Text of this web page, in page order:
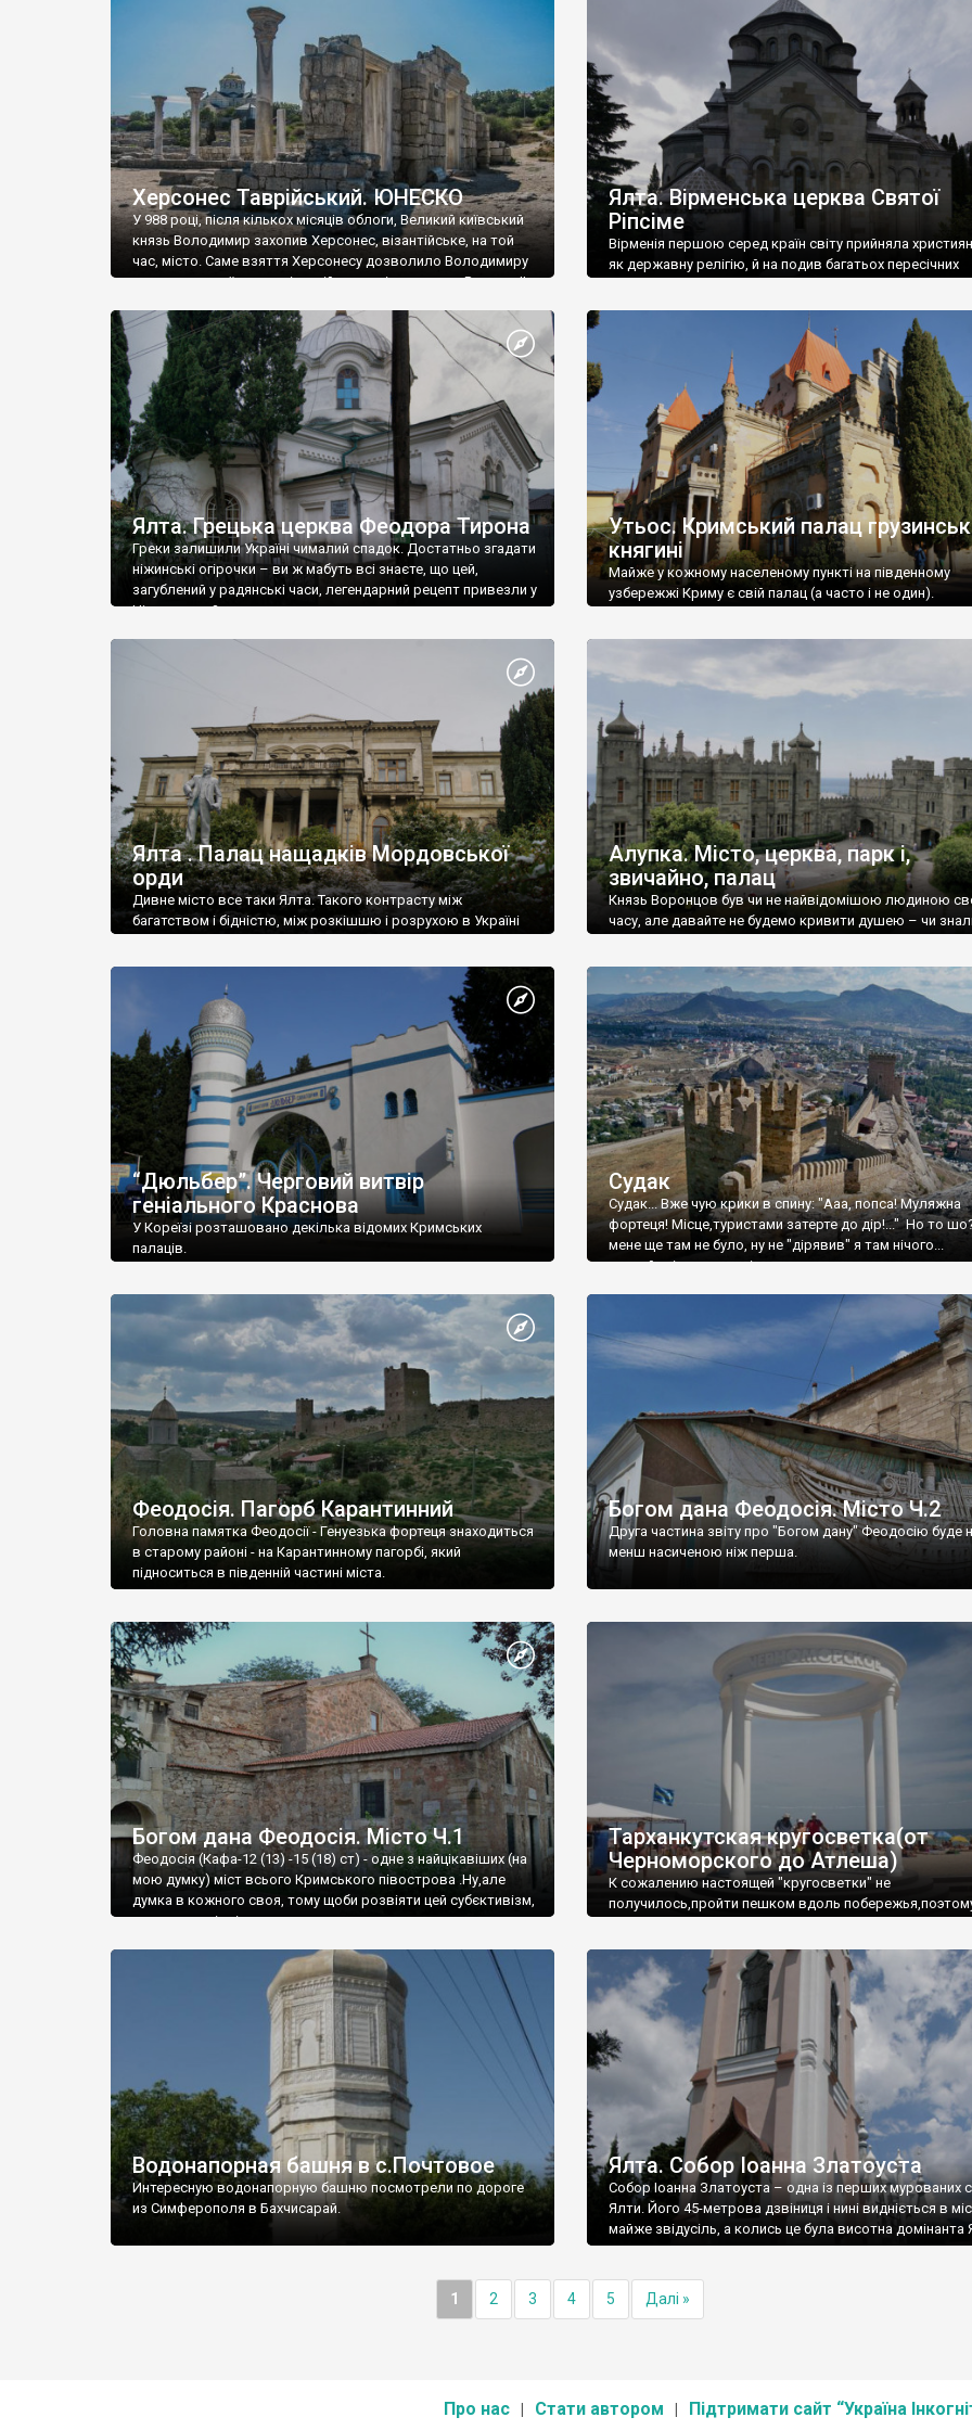
візантійської доби. Раритети викрадені з фондів об’єкту
культурної спадщини ЮНЕСКО «Херсонеса Таврійського».
Офіційно – на виставку «Золото Візантії», але експерти та
влада в Україні вважають це лише […]
називаються «повстяками» (postaki)…” “Вино. Крим
виробляє відмінне вино і його вдосталь: воно все
легке біле і дуже […]
Херсонес Таврійський. ЮНЕСКО
У 988 році, після кількох місяців облоги, Великий київський
князь Володимир захопив Херсонес, візантійське, на той
час, місто. Саме взяття Херсонесу дозволило Володимиру
диктувати свої умови візантійському імператору Василю ІІ,
Херсонесі Володимир-язичник, став Василем-
християнином. А потім було Хрещення Русі. На честь
Херсонесу Таврійського названо місто […]
Ялта. Вірменська церква Святої
Ріпсіме
Вірменія першою серед країн світу прийняла
як державну релігію, й на подив багатьох пересічних
Ялта. Грецька церква Феодора Тирона
Греки залишили Україні чималий спадок. Достатньо згадати
ніжинські огірочки – ви ж мабуть всі знаєте, що цей,
загублений у радянські часи, легендарний рецепт привезли у
Ніжин греки?
Утьос. Кримський палац
княгині
Майже у кожному населеному пункті на південному
узбережжі Криму є свій палац (а часто і не один).
Ялта . Палац нащадків Мордовської
орди
Дивне місто все таки Ялта. Такого контрасту між
багатством і бідністю, між розкішшю і розрухою в Україні
Алупка. Місто, церква, парк і,
звичайно, палац
Князь Воронцов був чи не найвідомішою людиною
часу, але давайте не будемо кривити душею – чи
“Дюльбер”. Черговий витвір
геніального Краснова
У Кореїзі розташовано декілька відомих Кримських
палаців.
Судак
Судак... Вже чую крики в спину: "Ааа, попса! Муляжна
фортеця! Місце,туристами затерте до дір!..." Но то
мене ще там не було, ну не "дірявив" я там нічого...
принаймні до цього літа.
Феодосія. Пагорб Карантинний
Головна памятка Феодосії - Генуезька фортеця знаходиться
в старому районі - на Карантинному пагорбі, який
підноситься в південній частині міста.
Богом дана Феодосія. Місто Ч.2
Друга частина звіту про "Богом дану" Феодосію буде
менш насиченою ніж перша.
Богом дана Феодосія. Місто Ч.1
Феодосія (Кафа-12 (13) -15 (18) ст) - одне з найцікавіших (на
мою думку) міст всього Кримського півострова .Ну,але
думка в кожного своя, тому щоби розвіяти цей субєктивізм,
запрошую відвідати це
Тарханкутская кругосветка(от
Черноморского до Атлеша)
К сожалению настоящей "кругосветки" не
получилось,пройти пешком вдоль
Водонапорная башня в с.Почтовое
Интересную водонапорную башню посмотрели по дороге
из Симферополя в Бахчисарай.
Ялта. Собор Іоанна Златоуста
Собор Іоанна Златоуста – одна із перших мурованих
Ялти. Його 45-метрова дзвіниця і нині видніється в
майже звідусіль, а колись це була висотна домінанта
1 2 3 4 5 Далі »
Про нас Стати автором Підтримати сайт “Україна